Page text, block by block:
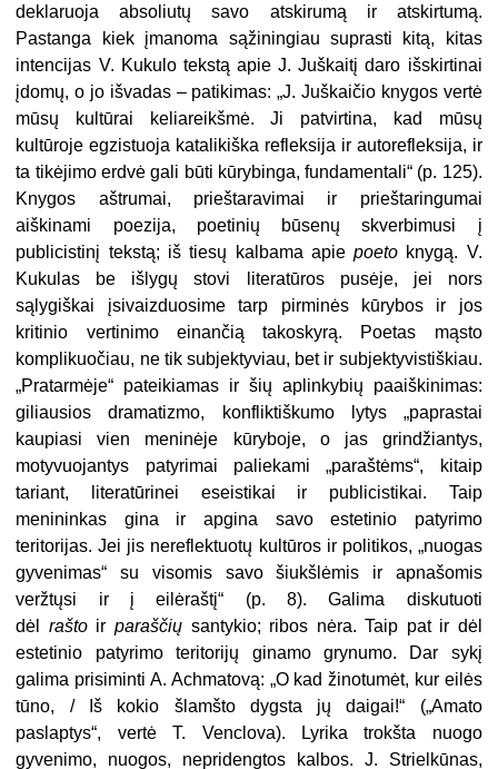
deklaruoja absoliutų savo atskirumą ir atskirtumą.
Pastanga kiek įmanoma sąžiningiau suprasti kitą, kitas
intencijas V. Kukulo tekstą apie J. Juškaitį daro išskirtinai
įdomų, o jo išvadas – patikimas: „J. Juškaičio knygos vertė
mūsų kultūrai keliareikšmė. Ji patvirtina, kad mūsų
kultūroje egzistuoja katalikiška refleksija ir autorefleksija, ir
ta tikėjimo erdvė gali būti kūrybinga, fundamentali“ (p. 125).
Knygos aštrumai, prieštaravimai ir prieštaringumai
aiškinami poezija, poetinių būsenų skverbimusi į
publicistinį tekstą; iš tiesų kalbama apiepoeto knygą. V.
Kukulas be išlygų stovi literatūros pusėje, jei nors
sąlygiškai įsivaizduosime tarp pirminės kūrybos ir jos
kritinio vertinimo einančią takoskyrą. Poetas mąsto
komplikuočiau, ne tik subjektyviau, bet ir subjektyvistiškiau.
„Pratarmėje“ pateikiamas ir šių aplinkybių paaiškinimas:
giliausios dramatizmo, konfliktiškumo lytys „paprastai
kaupiasi vien meninėje kūryboje, o jas grindžiantys,
motyvuojantys patyrimai paliekami „paraštėms“, kitaip
tariant, literatūrinei eseistikai ir publicistikai. Taip
menininkas gina ir apgina savo estetinio patyrimo
teritorijas. Jei jis nereflektuotų kultūros ir politikos, „nuogas
gyvenimas“ su visomis savo šiukšlėmis ir apnašomis
veržtųsi ir į eilėraštį“ (p. 8). Galima diskutuoti
dėl raštoir paraščių santykio; ribos nėra. Taip pat ir dėl
estetinio patyrimo teritorijų ginamo grynumo. Dar sykį
galima prisiminti A. Achmatovą: „O kad žinotumėt, kur eilės
tūno, / Iš kokio šlamšto dygsta jų daigai!“ („Amato
paslaptys“, vertė T. Venclova). Lyrika trokšta nuogo
gyvenimo, nuogos, nepridengtos kalbos. J. Strielkūnas,